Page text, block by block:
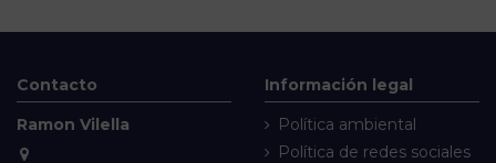
Contacto
Ramon Vilella
Información legal
Política ambiental
Política de redes sociales